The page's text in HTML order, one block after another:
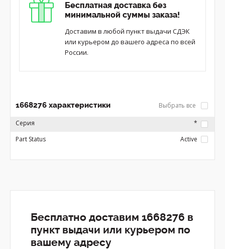
Бесплатная доставка без
минимальной суммы заказа!
Доставим в любой пункт выдачи СДЭК
или курьером до вашего адреса по всей
России.
1668276 характеристики Выбрать все
Серия
*
Part Status
Active
Бесплатно доставим 1668276 в
пункт выдачи или курьером по
вашему адресу